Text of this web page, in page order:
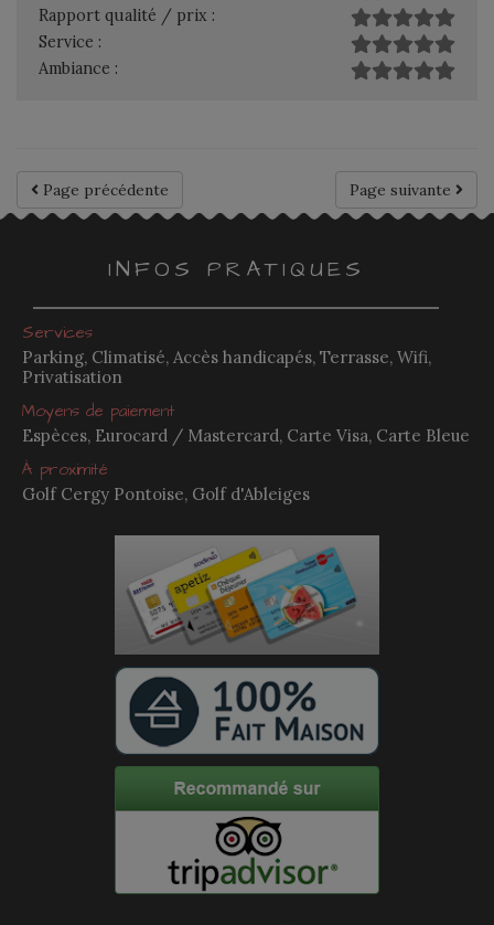
Rapport qualité / prix :
Service :
Ambiance :
Page suivante
Page précédente
INFOS PRATIQUES
Services
Parking, Climatisé, Accès handicapés, Terrasse, Wifi,
Privatisation
Moyens de paiement
Espèces, Eurocard / Mastercard, Carte Visa, Carte Bleue
À proximité
Golf Cergy Pontoise, Golf d'Ableiges